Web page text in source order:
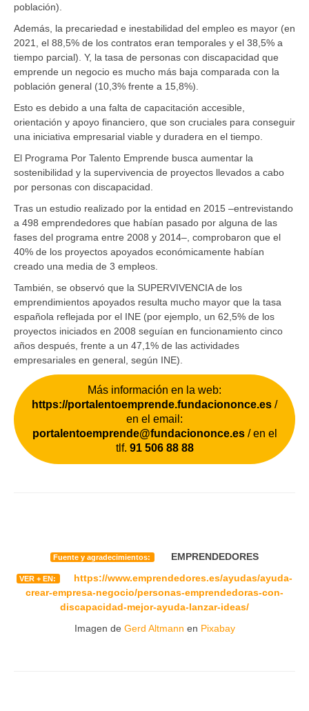
población).
Además, la precariedad e inestabilidad del empleo es mayor (en
2021, el 88,5% de los contratos eran temporales y el 38,5% a
tiempo parcial). Y, la tasa de personas con discapacidad que
emprende un negocio es mucho más baja comparada con la
población general (10,3% frente a 15,8%).
Esto es debido a una falta de capacitación accesible,
orientación y apoyo financiero, que son cruciales para conseguir
una iniciativa empresarial viable y duradera en el tiempo.
El Programa Por Talento Emprende busca aumentar la
sostenibilidad y la supervivencia de proyectos llevados a cabo
por personas con discapacidad.
Tras un estudio realizado por la entidad en 2015 –entrevistando
a 498 emprendedores que habían pasado por alguna de las
fases del programa entre 2008 y 2014–, comprobaron que el
40% de los proyectos apoyados económicamente habían
creado una media de 3 empleos.
También, se observó que la SUPERVIVENCIA de los
emprendimientos apoyados resulta mucho mayor que la tasa
española reflejada por el INE (por ejemplo, un 62,5% de los
proyectos iniciados en 2008 seguían en funcionamiento cinco
años después, frente a un 47,1% de las actividades
empresariales en general, según INE).
Más información en la web:
https://portalentoemprende.fundaciononce.es /
en el email:
portalentoemprende@fundaciononce.es/ en el
tlf. 91 506 88 88
Fuente y agradecimientos: EMPRENDEDORES
VER + EN:
https://www.emprendedores.es/ayudas/ayuda-
crear-empresa-negocio/personas-emprendedoras-con-
discapacidad-mejor-ayuda-lanzar-ideas/
Imagen de Gerd Altmann en Pixabay